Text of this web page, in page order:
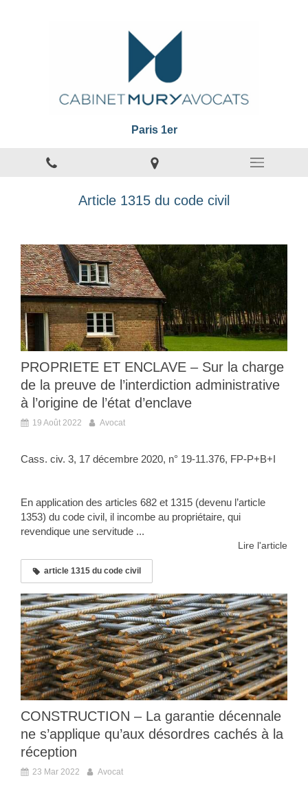
Paris 1er
Article 1315 du code civil
PROPRIETE ET ENCLAVE – Sur la charge
de la preuve de l’interdiction administrative
à l’origine de l’état d’enclave
19 Août 2022 Avocat
Cass. civ. 3, 17 décembre 2020, n° 19-11.376, FP-P+B+I
En application des articles 682 et 1315 (devenu l’article
1353) du code civil, il incombe au propriétaire, qui
revendique une servitude ...
Lire l'article
article 1315 du code civil
CONSTRUCTION – La garantie décennale
ne s’applique qu’aux désordres cachés à la
réception
23 Mar 2022 Avocat